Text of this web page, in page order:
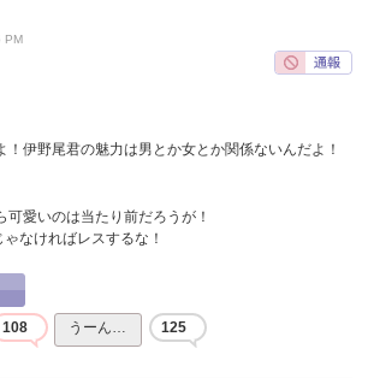
PM
！伊野尾君の魅力は男とか女とか関係ないんだよ！
可愛いのは当たり前だろうが！
なければレスするな！
108 うーん… 125